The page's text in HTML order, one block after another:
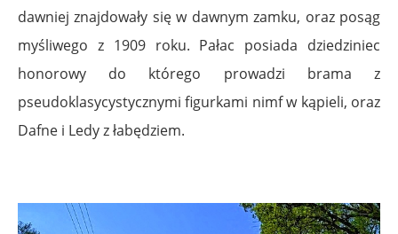
dawniej znajdowały się w dawnym zamku, oraz posąg
myśliwego z 1909 roku. Pałac posiada dziedziniec
honorowy do którego prowadzi brama z
pseudoklasycystycznymi figurkami nimf w kąpieli, oraz
Dafne i Ledy z łabędziem.